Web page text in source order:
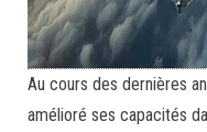
Au cours des dernières
amélioré ses capacités